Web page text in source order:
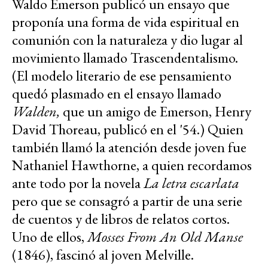
Waldo Emerson publicó un ensayo que
proponía una forma de vida espiritual en
comunión con la naturaleza y dio lugar al
movimiento llamado Trascendentalismo.
(El modelo literario de ese pensamiento
quedó plasmado en el ensayo llamado
Walden, que un amigo de Emerson, Henry
David Thoreau, publicó en el '54.) Quien
también llamó la atención desde joven fue
Nathaniel Hawthorne, a quien recordamos
ante todo por la novelaLa letra escarlata
pero que se consagró a partir de una serie
de cuentos y de libros de relatos cortos.
Uno de ellos,Mosses From An Old Manse
(1846), fascinó al joven Melville.